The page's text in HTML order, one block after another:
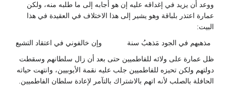
ووعد أن يزيد في إغداقه عليه إن هو أجابه إلى ما طلبه منه، ولكن
عمارة اعتذر بلباقة وهو يشير إلى هذا الاختلاف في العقيدة في هذا
البيت:
مذهبهم في الجود مَذهبُ سنة
وإن خالفوني في اعتقاد التشيع
ظل عمارة على ولائه للفاطميين حتى بعد أن زال سلطانهم وسقطت
دولتهم ولكن تحيزه للفاطميين جلب عليه نقمة الأيوبيين، وانتهت حياته
الحافلة بالصلب لأنه اتهم بالاشتراك بالتآمر لإعادة سلطان الفاطميين.